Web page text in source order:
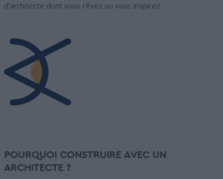
d’architecte dont vous rêvez ou vous inspirez.
POURQUOI CONSTRUIRE AVEC UN
ARCHITECTE ?